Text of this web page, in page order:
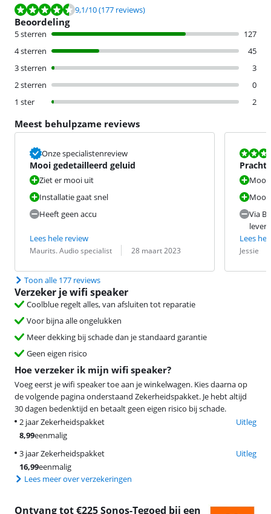
Beoordeling is 9,1 van de 10, gebaseerd op 177 reviews.
9,1/10(177 reviews)
Beoordeling
5 sterren
127
4 sterren
45
3 sterren
3
2 sterren
0
1 ster
2
Meest behulpzame reviews
Onze specialistenreview
Mooi gedetailleerd geluid
Ziet er mooi uit
Installatie gaat snel
Heeft geen accu
Lees hele review
Beoordeling door:
Maurits. Audio specialist
Datum: 28 maart 2023
andere
Mooi
Mooi
Via
Lees
Jessie
Datum:
Toon alle 177 reviews
Verzeker je wifi speaker
Coolblue regelt alles, van afsluiten tot reparatie
Voor bijna alle ongelukken
Meer dekking bij schade dan je standaard garantie
Geen eigen risico
Hoe verzeker ik mijn wifi speaker?
Voeg eerst je wifi speaker toe aan je winkelwagen. Kies daarna op
de volgende pagina onderstaand Zekerheidspakket. Je hebt altijd
30 dagen bedenktijd en betaalt geen eigen risico bij schade.
2 jaar Zekerheidspakket
Uitleg
8,99eenmalig
3 jaar Zekerheidspakket
Uitleg
16,99eenmalig
Lees meer over verzekeringen
Ontvang tot €225 Sonos-Tegoed bij een